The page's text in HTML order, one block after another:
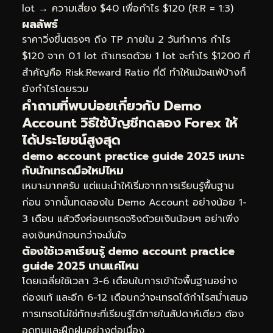
lot → ความเสี่ยง $40 เพื่อกำไร $120 (R:R = 1:3)
ผลลัพธ์
ราคาวิ่งขึ้นตรงๆ ถึง TP ภายใน 2 วันทำการ กำไร
$120 จาก 0.1 lot ถ้าเทรดด้วย 1 lot จะกำไร $1200 ที่
สำคัญคือ Risk:Reward Ratio ที่ดี ทำให้แม้จะแพ้บ้างก็
ยังกำไรโดยรวม
คำถามที่พบบ่อยเกี่ยวกับ Demo
Account วิธีใช้บัญชีทดลอง Forex ให้
ได้ประโยชน์สูงสุด
demo account practice guide 2025 เหมาะ
กับนักเทรดมือใหม่ไหม
เหมาะมากครับ แต่แนะนำให้เริ่มจากการเรียนรู้พื้นฐาน
ก่อน จากนั้นทดลองใน Demo Account อย่างน้อย 1-
3 เดือน แล้วจึงค่อยเทรดจริงด้วยเงินน้อยๆ อย่าเพิ่ง
ลงเงินหนักจนกว่าจะมั่นใจ
ต้องใช้เวลาเรียนรู้ demo account practice
guide 2025 นานแค่ไหน
โดยเฉลี่ยใช้เวลา 3-6 เดือนในการเข้าใจพื้นฐานอย่าง
ถ่องแท้ และอีก 6-12 เดือนกว่าจะเทรดได้กำไรสม่ำเสมอ
การเทรดไม่ใช่ทักษะที่เรียนรู้ได้ภายในสัปดาห์เดียว ต้อง